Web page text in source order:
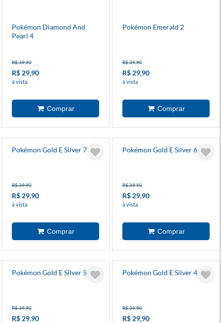
Pokémon Diamond And
Pearl 4
R$ 39,90
R$ 29,90
à vista
Pokémon Emerald 2
R$ 39,90
R$ 29,90
à vista
Pokémon Gold E Silver 7
R$ 39,90
R$ 29,90
à vista
Pokémon Gold E Silver 6
R$ 39,90
R$ 29,90
à vista
Pokémon Gold E Silver 5
R$ 39,90
R$ 29,90
Pokémon Gold E Silver 4
R$ 39,90
R$ 29,90